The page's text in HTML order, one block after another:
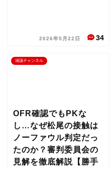
2026年5月22日 34
浦議チャンネル
OFR確認でもPKな
し…なぜ松尾の接触は
ノーファウル判定だっ
たのか？審判委員会の
見解を徹底解説【勝手